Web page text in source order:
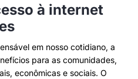
à internet
em nosso cotidiano, a
para as comunidades,
econômicas e sociais. O